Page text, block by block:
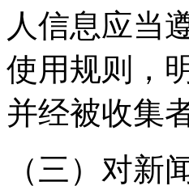
人信息应当
使用规则，
并经被收集
（三）对新